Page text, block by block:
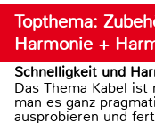
Topthema:
Harmonie +
Schnelligkeit und
Das Thema Kabel
man es ganz
ausprobieren und